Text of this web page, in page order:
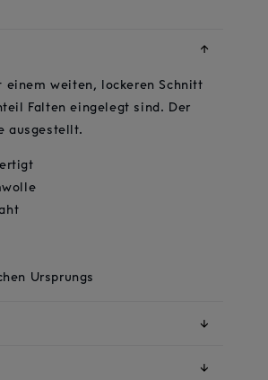
↓
einem weiten, lockeren Schnitt
Falten eingelegt sind. Der
ausgestellt.
Ursprungs
↓
↓